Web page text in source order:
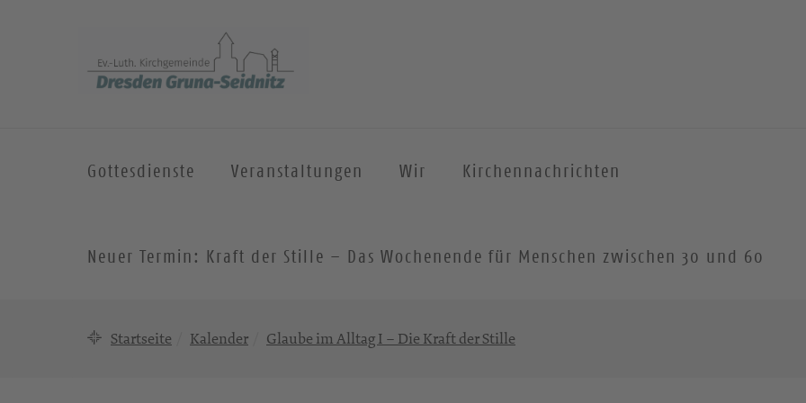
Gottesdienste Veranstaltungen Wir Kirchennachrichten
Neuer Termin: Kraft der Stille – Das Wochenende für Menschen zwischen 30 und 60
Startseite Kalender Glaube im Alltag I – Die Kraft der Stille